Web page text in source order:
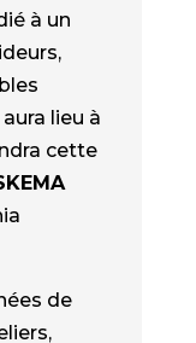
à un
lieu à
cette
de